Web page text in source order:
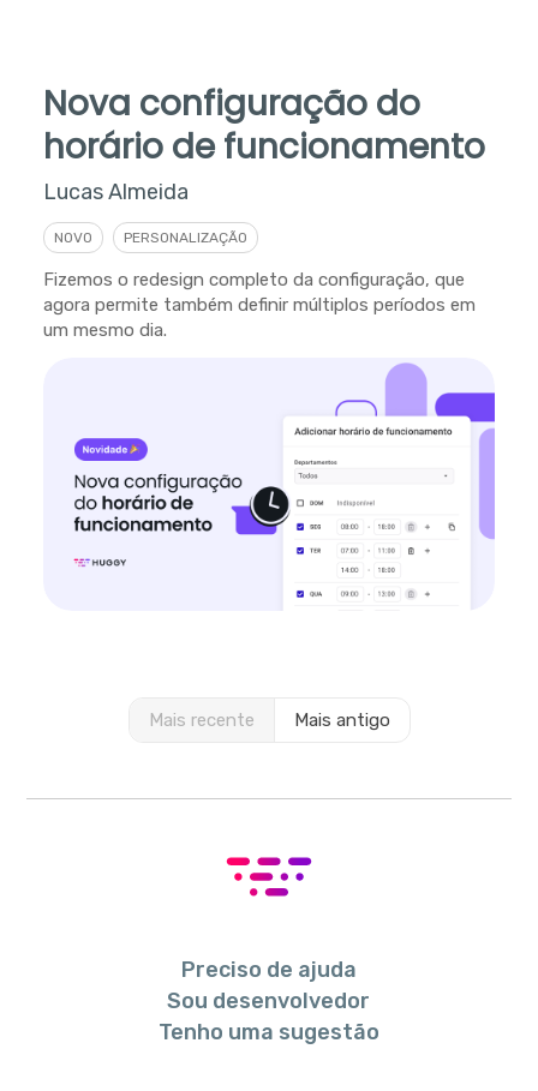
Nova configuração do
horário de funcionamento
Lucas Almeida
NOVO PERSONALIZAÇÃO
Fizemos o redesign completo da configuração, que
agora permite também definir múltiplos períodos em
um mesmo dia.
Mais recente Mais antigo
Preciso de ajuda
Sou desenvolvedor
Tenho uma sugestão